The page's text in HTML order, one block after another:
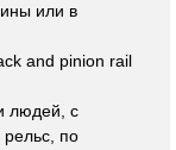
или в
and pinion rail
людей, с
рельс, по